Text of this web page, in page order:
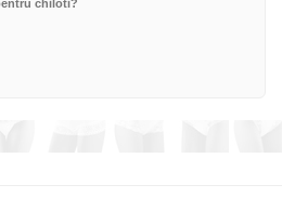
chiloti?